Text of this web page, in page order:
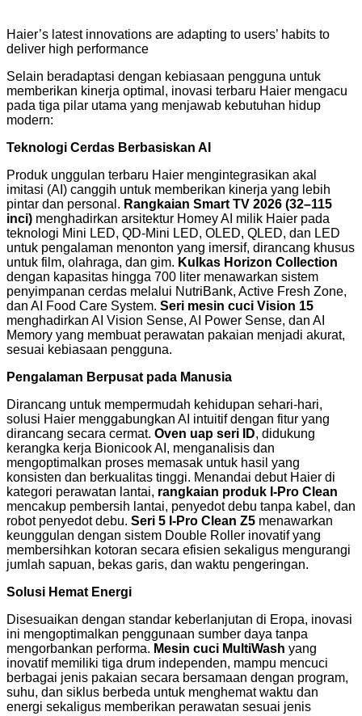
Haier’s latest innovations are adapting to users’ habits to
deliver high performance
Selain beradaptasi dengan kebiasaan pengguna untuk
memberikan kinerja optimal, inovasi terbaru Haier mengacu
pada tiga pilar utama yang menjawab kebutuhan hidup
modern:
Teknologi Cerdas Berbasiskan AI
Produk unggulan terbaru Haier mengintegrasikan akal
imitasi (AI) canggih untuk memberikan kinerja yang lebih
pintar dan personal. Rangkaian Smart TV 2026 (32–115
inci) menghadirkan arsitektur Homey AI milik Haier pada
teknologi Mini LED, QD-Mini LED, OLED, QLED, dan LED
untuk pengalaman menonton yang imersif, dirancang khusus
untuk film, olahraga, dan gim. Kulkas Horizon Collection
dengan kapasitas hingga 700 liter menawarkan sistem
penyimpanan cerdas melalui NutriBank, Active Fresh Zone,
dan AI Food Care System. Seri mesin cuci Vision 15
menghadirkan AI Vision Sense, AI Power Sense, dan AI
Memory yang membuat perawatan pakaian menjadi akurat,
sesuai kebiasaan pengguna.
Pengalaman Berpusat pada Manusia
Dirancang untuk mempermudah kehidupan sehari-hari,
solusi Haier menggabungkan AI intuitif dengan fitur yang
dirancang secara cermat. Oven uap seri ID, didukung
kerangka kerja Bionicook AI, menganalisis dan
mengoptimalkan proses memasak untuk hasil yang
konsisten dan berkualitas tinggi. Menandai debut Haier di
kategori perawatan lantai, rangkaian produk I-Pro Clean
mencakup pembersih lantai, penyedot debu tanpa kabel, dan
robot penyedot debu. Seri 5 I-Pro Clean Z5 menawarkan
keunggulan dengan sistem Double Roller inovatif yang
membersihkan kotoran secara efisien sekaligus mengurangi
jumlah sapuan, bekas garis, dan waktu pengeringan.
Solusi Hemat Energi
Disesuaikan dengan standar keberlanjutan di Eropa, inovasi
ini mengoptimalkan penggunaan sumber daya tanpa
mengorbankan performa. Mesin cuci MultiWash yang
inovatif memiliki tiga drum independen, mampu mencuci
berbagai jenis pakaian secara bersamaan dengan program,
suhu, dan siklus berbeda untuk menghemat waktu dan
energi sekaligus memberikan perawatan sesuai jenis